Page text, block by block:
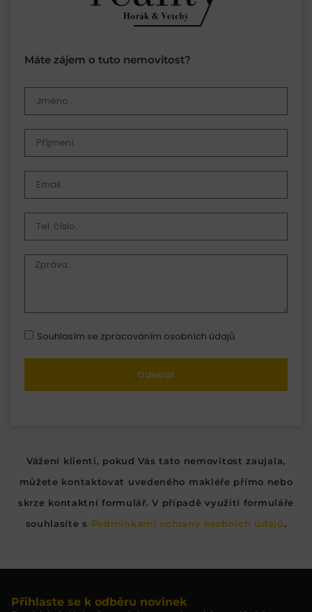
Máte zájem o tuto nemovitost?
Souhlasím se zpracováním osobních údajů.
Odeslat
Vážení klienti, pokud Vás tato nemovitost zaujala,
můžete kontaktovat uvedeného makléře přímo nebo
skrze kontaktní formulář. V případě využití formuláře
souhlasíte s Podmínkami ochrany osobních údajů.
Přihlaste se k odběru novinek